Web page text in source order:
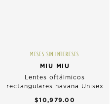
MESES SIN INTERESES
MIU MIU
Lentes oftálmicos
rectangulares havana Unisex
$10,979.00